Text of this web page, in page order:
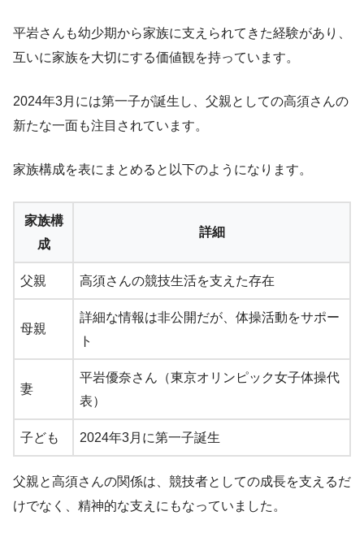
平岩さんも幼少期から家族に支えられてきた経験があり、
互いに家族を大切にする価値観を持っています。
2024年3月には第一子が誕生し、父親としての高須さんの
新たな一面も注目されています。
家族構成を表にまとめると以下のようになります。
家族構
成
詳細
父親 高須さんの競技生活を支えた存在
母親
詳細な情報は非公開だが、体操活動をサポー
ト
妻
平岩優奈さん（東京オリンピック女子体操代
表）
子ども 2024年3月に第一子誕生
父親と高須さんの関係は、競技者としての成長を支えるだ
けでなく、精神的な支えにもなっていました。